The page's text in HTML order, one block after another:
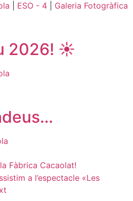
ESO - 4
Galeria Fotogràfica
2026! ☀️
Fàbrica Cacaolat!
a l’espectacle «Les